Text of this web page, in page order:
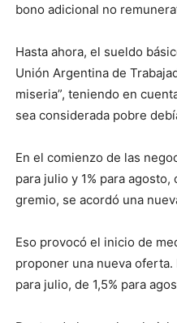
bono adicional no
Hasta ahora, el sueldo
Unión Argentina de
miseria”, teniendo en
sea considerada pobre
En el comienzo de las
para julio y 1% para
gremio, se acordó una
Eso provocó el inicio de
proponer una nueva oferta.
para julio, de 1,5% para